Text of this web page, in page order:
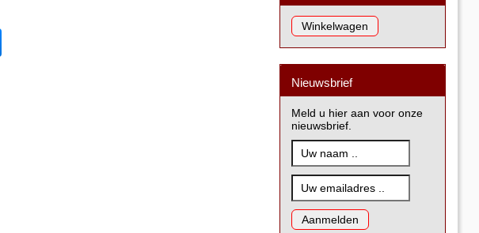
Nieuwsbrief
Meld u hier aan voor onze
nieuwsbrief.